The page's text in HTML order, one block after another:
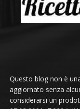
Questo blog non è
aggiornato senza
considerarsi un